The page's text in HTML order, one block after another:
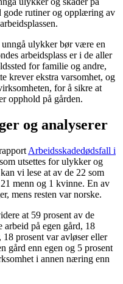
gode rutiner og opplæring av
ulykker bør være en
arbeidsplass er i de aller
for familie og andre,
krever ekstra varsomhet, og
for å sikre at
opphold på gården.
og analyserer
Arbeidsskadedødsfall i
utsettes for ulykker og
vi lese at av de 22 som
menn og 1 kvinne. En av
mens resten var norske.
at 59 prosent av de
på egen gård, 18
prosent var avløser eller
gård enn egen og 5 prosent
i annen næring enn